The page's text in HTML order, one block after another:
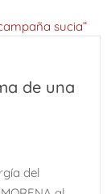
de una
del